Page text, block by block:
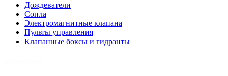
Дождеватели
Сопла
Электромагнитные клапана
Пульты управления
Клапанные боксы и гидранты